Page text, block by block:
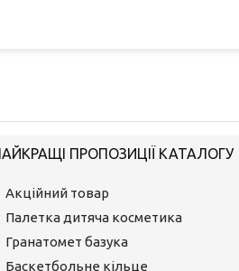
ПРОПОЗИЦІЇ КАТАЛОГУ
Акційний товар
Палетка дитяча косметика
Гранатомет базука
Баскетбольне кільце